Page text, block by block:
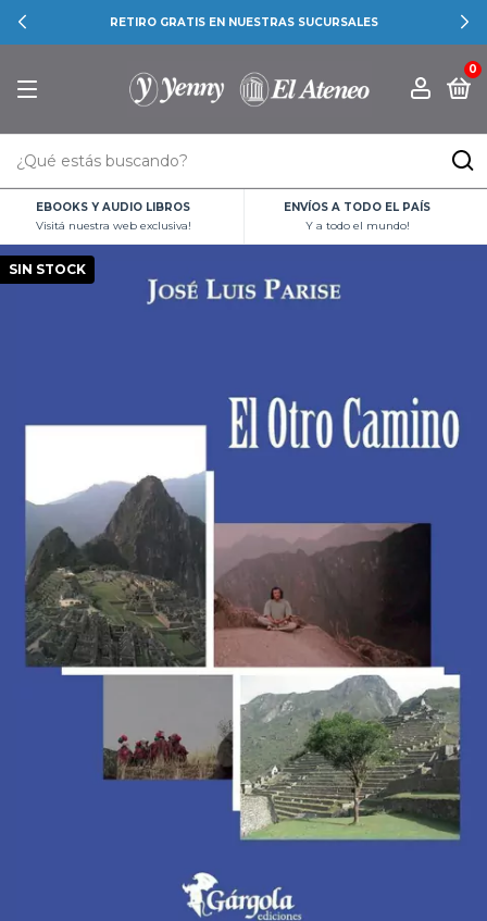
RETIRO GRATIS EN NUESTRAS SUCURSALES
0
EBOOKS Y AUDIO LIBROS
Visitá nuestra web exclusiva!
ENVÍOS A TODO EL PAÍS
Y a todo el mundo!
SIN STOCK